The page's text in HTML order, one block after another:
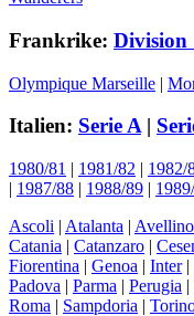
Frankrike: Division
Olympique Marseille |
Italien: Serie A|
1980/81 | 1981/82 | 1982/
| 1987/88 | 1988/89 |
Ascoli | Atalanta | Avellino
Catania | Catanzaro |
Fiorentina | Genoa | Inter|
Padova | Parma | Perugia |
Roma | Sampdoria |